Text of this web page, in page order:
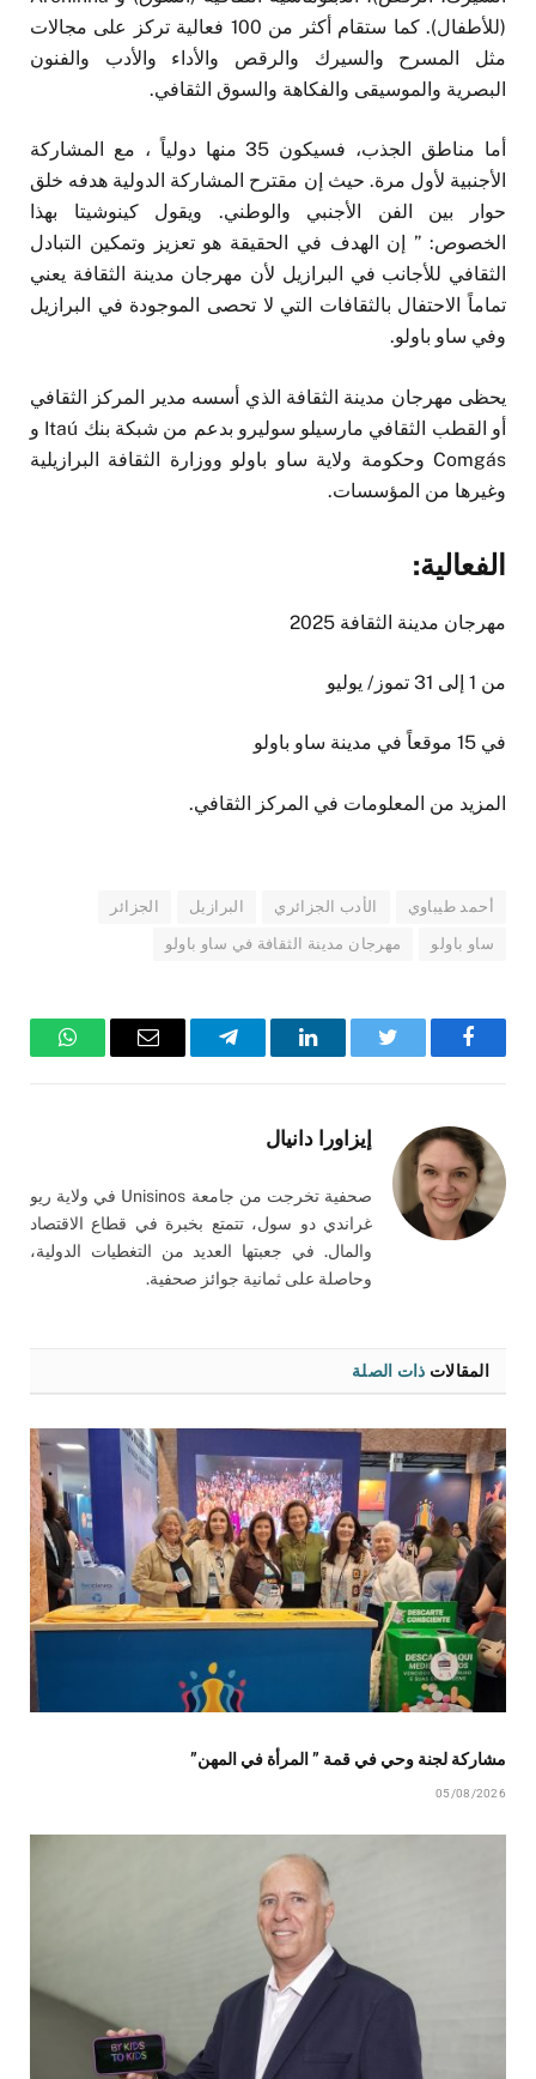
(للأطفال). كما ستقام أكثر من 100 فعالية تركز على مجالات
مثل المسرح والسيرك والرقص والأداء والأدب والفنون
البصرية والموسيقى والفكاهة والسوق الثقافي.
أما مناطق الجذب، فسيكون 35 منها دولياً ، مع المشاركة
الأجنبية لأول مرة. حيث إن مقترح المشاركة الدولية هدفه خلق
حوار بين الفن الأجنبي والوطني. ويقول كينوشيتا بهذا
الخصوص: ” إن الهدف في الحقيقة هو تعزيز وتمكين التبادل
الثقافي للأجانب في البرازيل لأن مهرجان مدينة الثقافة يعني
تماماً الاحتفال بالثقافات التي لا تحصى الموجودة في البرازيل
وفي ساو باولو.
يحظى مهرجان مدينة الثقافة الذي أسسه مدير المركز الثقافي
أو القطب الثقافي مارسيلو سوليرو بدعم من شبكة بنك Itaú و
Comgás وحكومة ولاية ساو باولو ووزارة الثقافة البرازيلية
وغيرها من المؤسسات.
الفعالية:
مهرجان مدينة الثقافة 2025
من 1 إلى 31 تموز/ يوليو
في 15 موقعاً في مدينة ساو باولو
المزيد من المعلومات في المركز الثقافي.
أحمد طيباوي الأدب الجزائري البرازيل الجزائر
ساو باولو مهرجان مدينة الثقافة في ساو باولو
فيسبوك تويتر لينكدإن تيلقرام
البريد
واتساب
إيزاورا دانيال
صحفية تخرجت من جامعة Unisinos في ولاية ريو
غراندي دو سول، تتمتع بخبرة في قطاع الاقتصاد
والمال. في جعبتها العديد من التغطيات الدولية،
وحاصلة على ثمانية جوائز صحفية.
المقالات ذات الصلة
مشاركة لجنة وحي في قمة ” المرأة في المهن”
05/08/2026